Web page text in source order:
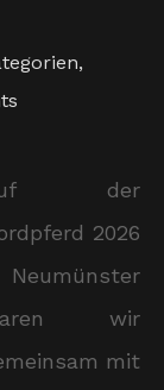
,
der
2026
Neumünster
wir
mit